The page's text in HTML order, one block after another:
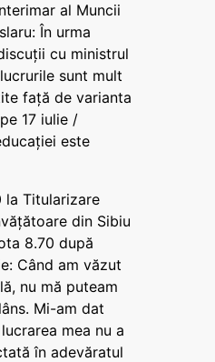
al Muncii
În urma
cu ministrul
sunt mult
față de varianta
17 iulie /
este
la Titularizare
din Sibiu
8.70 după
Când am văzut
nu mă puteam
Mi-am dat
mea nu a
în adevăratul